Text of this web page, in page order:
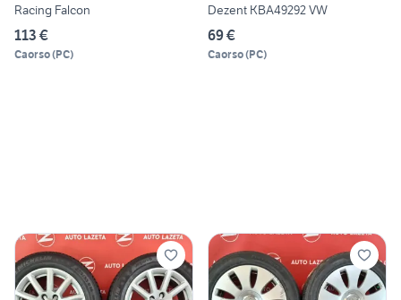
Racing Falcon
113 €
Caorso(PC)
Dezent KBA49292 VW
69 €
Caorso(PC)